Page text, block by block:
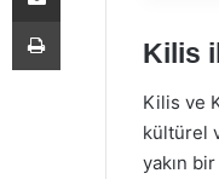
Kilis
Kilis ve
kültürel
yakın